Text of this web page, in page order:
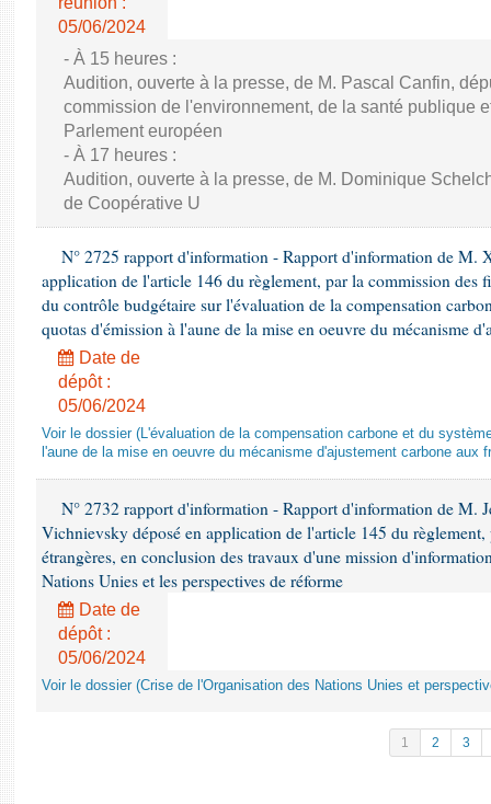
05/06/2024
- À 15 heures :
Audition, ouverte à la presse, de M. Pascal Canfin,
commission de l'environnement, de la santé publique
Parlement européen
- À 17 heures :
Audition, ouverte à la presse, de M. Dominique
de Coopérative U
N° 2725 rapport d'information - Rapport d'information de M.
application de l'article 146 du règlement, par la commission des
du contrôle budgétaire sur l'évaluation de la compensation
quotas d'émission à l'aune de la mise en oeuvre du mécanisme
Date de
dépôt :
05/06/2024
Voir le dossier (L'évaluation de la compensation carbone et du
l'aune de la mise en oeuvre du mécanisme d'ajustement carbone aux
N° 2732 rapport d'information - Rapport d'information de M.
Vichnievsky déposé en application de l'article 145 du règlement,
étrangères, en conclusion des travaux d'une mission
Nations Unies et les perspectives de réforme
Date de
dépôt :
05/06/2024
Voir le dossier (Crise de l'Organisation des Nations Unies et
1 2 3